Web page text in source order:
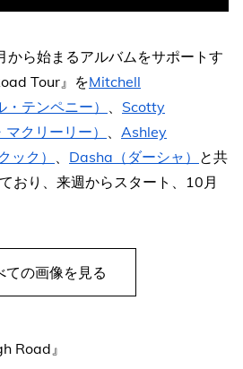
から始まるアルバムをサポートす
Tour』をMitchell
テンペニー）
Scotty
クリーリー）
Ashley
ック）
Dasha（ダーシャ） と共
おり、来週からスタート、10月
ての画像を見る
Road』